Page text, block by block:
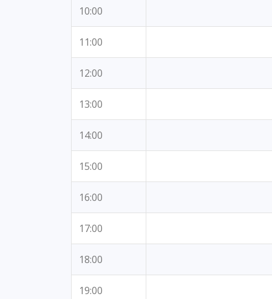
10:00
11:00
12:00
13:00
14:00
15:00
16:00
17:00
18:00
19:00